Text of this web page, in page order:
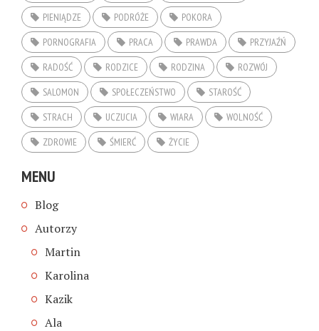
PIENIĄDZE
PODRÓŻE
POKORA
PORNOGRAFIA
PRACA PRAWDA
PRZYJAŹŃ
RADOŚĆ
RODZICE RODZINA
ROZWÓJ
SALOMON
SPOŁECZEŃSTWO
STAROŚĆ
STRACH
UCZUCIA WIARA
WOLNOŚĆ
ZDROWIE
ŚMIERĆ ŻYCIE
MENU
Blog
Autorzy
Martin
Karolina
Kazik
Ala